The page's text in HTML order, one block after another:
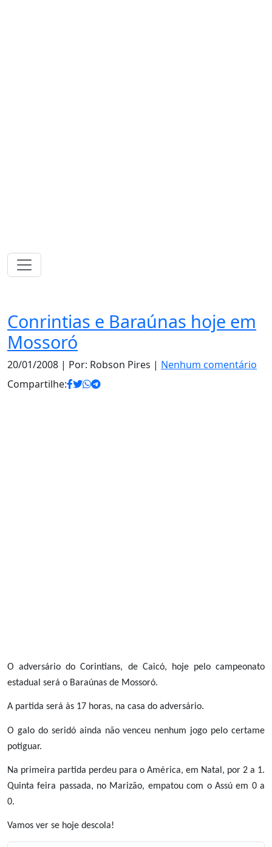
Conrintias e Baraúnas hoje em
Mossoró
20/01/2008 | Por: Robson Pires | Nenhum comentário
Compartilhe:
O adversário do Corintians, de Caicó, hoje pelo campeonato
estadual será o Baraúnas de Mossoró.
A partida será às 17 horas, na casa do adversário.
O galo do seridó ainda não venceu nenhum jogo pelo certame
potiguar.
Na primeira partida perdeu para o América, em Natal, por 2 a 1.
Quinta feira passada, no Marizão, empatou com o Assú em 0 a
0.
Vamos ver se hoje descola!